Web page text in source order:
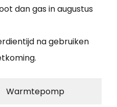
dan gas in augustus
na gebruiken
Warmtepomp